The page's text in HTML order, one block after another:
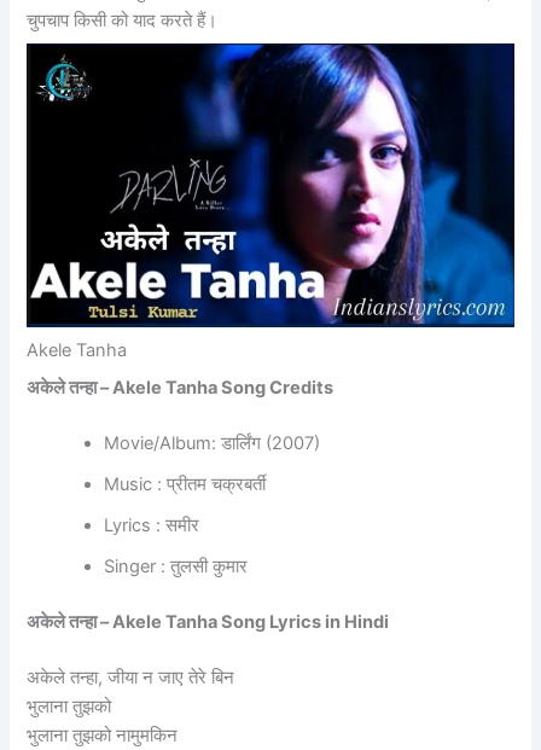
चुपचाप किसी को याद करते हैं।
Akele Tanha
अकेले तन्हा – Akele Tanha Song Credits
Movie/Album: डार्लिंग (2007)
Music : प्रीतम चक्रबर्ती
Lyrics : समीर
Singer : तुलसी कुमार
अकेले तन्हा – Akele Tanha Song Lyrics in Hindi
अकेले तन्हा, जीया न जाए तेरे बिन
भुलाना तुझको
भुलाना तुझको नामुमकिन